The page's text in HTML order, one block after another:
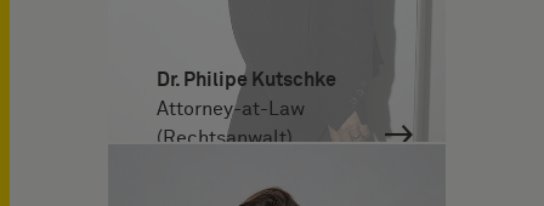
Dr. Philipe Kutschke
Attorney-at-Law
(Rechtsanwalt)